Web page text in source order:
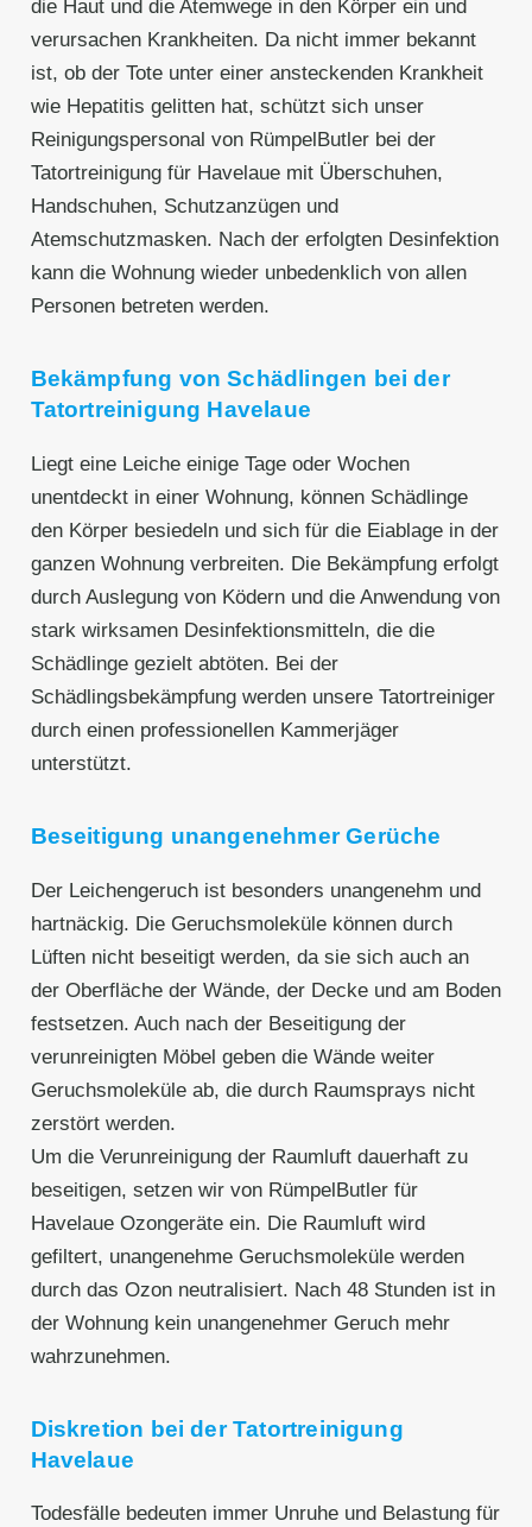
die Haut und die Atemwege in den Körper ein und
verursachen Krankheiten. Da nicht immer bekannt
ist, ob der Tote unter einer ansteckenden Krankheit
wie Hepatitis gelitten hat, schützt sich unser
Reinigungspersonal von RümpelButler bei der
Tatortreinigung für Havelaue mit Überschuhen,
Handschuhen, Schutzanzügen und
Atemschutzmasken. Nach der erfolgten Desinfektion
kann die Wohnung wieder unbedenklich von allen
Personen betreten werden.
Bekämpfung von Schädlingen bei der
Tatortreinigung Havelaue
Liegt eine Leiche einige Tage oder Wochen
unentdeckt in einer Wohnung, können Schädlinge
den Körper besiedeln und sich für die Eiablage in der
ganzen Wohnung verbreiten. Die Bekämpfung erfolgt
durch Auslegung von Ködern und die Anwendung von
stark wirksamen Desinfektionsmitteln, die die
Schädlinge gezielt abtöten. Bei der
Schädlingsbekämpfung werden unsere Tatortreiniger
durch einen professionellen Kammerjäger
unterstützt.
Beseitigung unangenehmer Gerüche
Der Leichengeruch ist besonders unangenehm und
hartnäckig. Die Geruchsmoleküle können durch
Lüften nicht beseitigt werden, da sie sich auch an
der Oberfläche der Wände, der Decke und am Boden
festsetzen. Auch nach der Beseitigung der
verunreinigten Möbel geben die Wände weiter
Geruchsmoleküle ab, die durch Raumsprays nicht
zerstört werden.
Um die Verunreinigung der Raumluft dauerhaft zu
beseitigen, setzen wir von RümpelButler für
Havelaue Ozongeräte ein. Die Raumluft wird
gefiltert, unangenehme Geruchsmoleküle werden
durch das Ozon neutralisiert. Nach 48 Stunden ist in
der Wohnung kein unangenehmer Geruch mehr
wahrzunehmen.
Diskretion bei der Tatortreinigung
Havelaue
Todesfälle bedeuten immer Unruhe und Belastung für